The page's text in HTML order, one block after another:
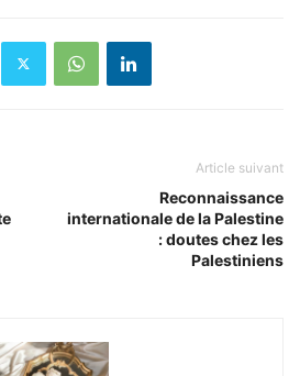
Article suivant
Reconnaissance
internationale de la Palestine
: doutes chez les
Palestiniens